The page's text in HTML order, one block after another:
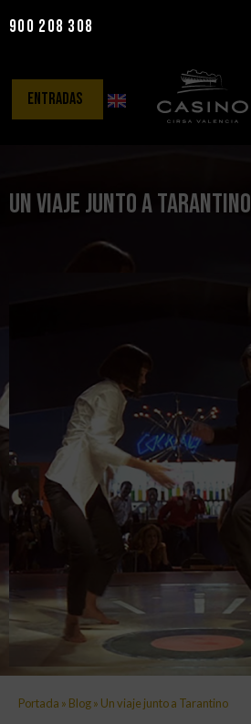
contenido
900 208 308
entradas
Un viaje junto a Tarantino
Portada » Blog» Un viaje junto a Tarantino